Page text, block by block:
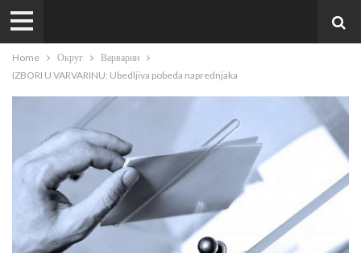
Home Округ
Варварин
IZBORI U VARVARINU: Ubedljiva pobeda naprednjaka